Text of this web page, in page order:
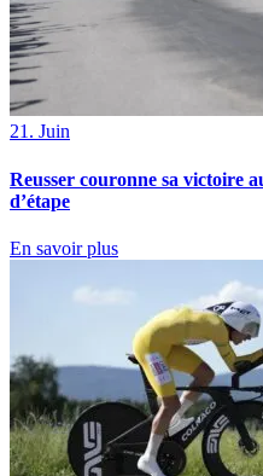
21. Juin
Reusser couronne sa victoire
d’étape
En savoir plus